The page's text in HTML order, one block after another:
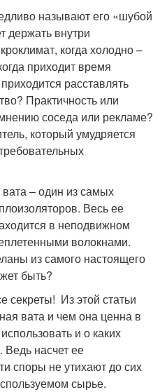
называют его «шубой
держать внутри
когда холодно –
приходит время
расставлять
Практичность или
соседа или рекламе?
который умудряется
– один из самых
Весь ее
в неподвижном
волокнами.
из самого настоящего
быть?
Из этой статьи
вата и чем она ценна в
и о каких
Ведь насчет ее
споры не утихают до сих
сырье.